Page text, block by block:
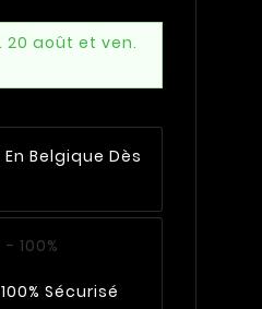
20 août et ven.
Belgique Dès
Sécurisé